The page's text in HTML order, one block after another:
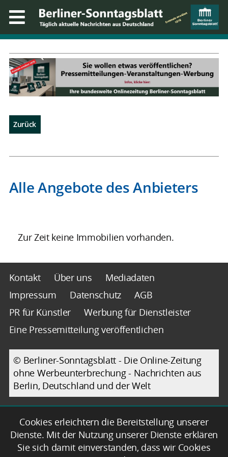
Zurück
Alle Angebote des Anbieters
Zur Zeit keine Immobilien vorhanden.
Kontakt Über uns
Mediadaten
Impressum
Datenschutz
AGB
PR für Künstler
Werbung für Dienstleister
Eine Pressemitteilung veröffentlichen
© Berliner-Sonntagsblatt - Die Online-Zeitung
ohne Werbeunterbrechung - Nachrichten aus
Berlin, Deutschland und der Welt
Cookies erleichtern die Bereitstellung unserer
Dienste. Mit der Nutzung unserer Dienste erklären
Sie sich damit einverstanden, dass wir Cookies